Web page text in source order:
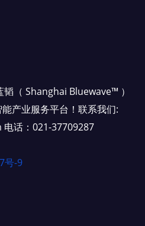
（ Shanghai Bluewave™ ）
产业服务平台！联系我们:
话：021-37709287
号-9